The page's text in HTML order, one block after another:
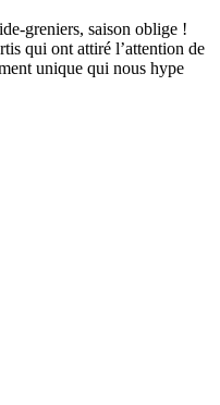
greniers, saison oblige !
qui ont attiré l’attention de
unique qui nous hype